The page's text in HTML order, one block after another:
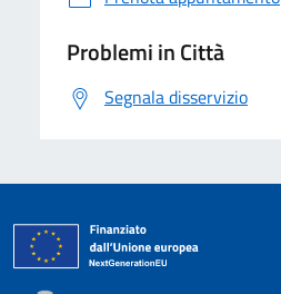
Problemi in Città
Segnala disservizio